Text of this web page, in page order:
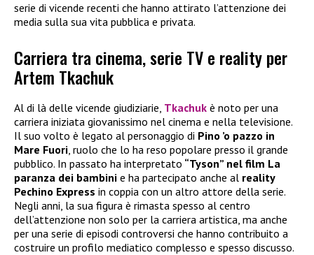
serie di vicende recenti che hanno attirato l’attenzione dei
media sulla sua vita pubblica e privata.
Carriera tra cinema, serie TV e reality per
Artem Tkachuk
Al di là delle vicende giudiziarie, Tkachuk è noto per una
carriera iniziata giovanissimo nel cinema e nella televisione.
Il suo volto è legato al personaggio di Pino ’o pazzo in
Mare Fuori , ruolo che lo ha reso popolare presso il grande
pubblico. In passato ha interpretato “Tyson” nel film La
paranza dei bambini e ha partecipato anche al reality
Pechino Express in coppia con un altro attore della serie.
Negli anni, la sua figura è rimasta spesso al centro
dell’attenzione non solo per la carriera artistica, ma anche
per una serie di episodi controversi che hanno contribuito a
costruire un profilo mediatico complesso e spesso discusso.